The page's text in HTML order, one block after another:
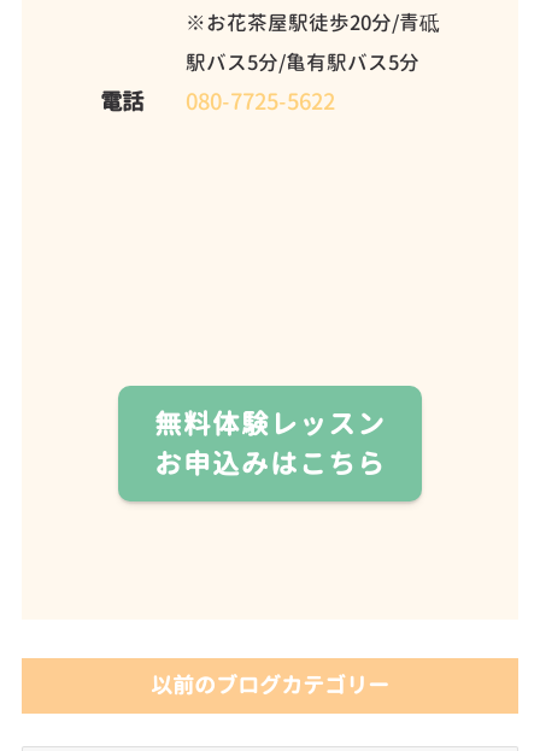
※お花茶屋駅徒歩20分/青砥
駅バス5分/亀有駅バス5分
電話 080-7725-5622
無料体験レッスン
お申込みはこちら
以前のブログカテゴリー